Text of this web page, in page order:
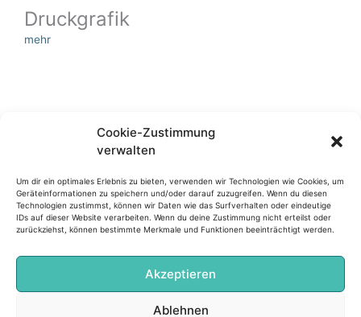
Cookie-Zustimmung
verwalten
Um dir ein optimales Erlebnis zu bieten, verwenden wir Technologien wie Cookies, um
Geräteinformationen zu speichern und/oder darauf zuzugreifen. Wenn du diesen
Technologien zustimmst, können wir Daten wie das Surfverhalten oder eindeutige
IDs auf dieser Website verarbeiten. Wenn du deine Zustimmung nicht erteilst oder
zurückziehst, können bestimmte Merkmale und Funktionen beeinträchtigt werden.
Akzeptieren
Ablehnen
Druckgrafik
mehr
mehr